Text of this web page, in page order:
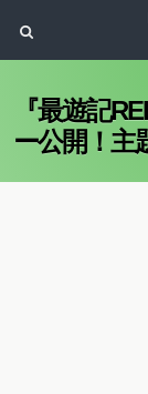
『最遊記
ー公開！主